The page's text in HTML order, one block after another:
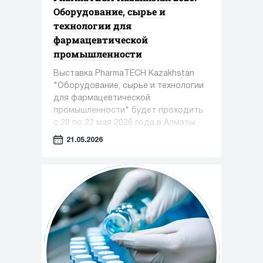
Оборудование, сырье и
технологии для
фармацевтической
промышленности
Выставка PharmaTECH Kazakhstan
"Оборудование, сырье и технологии
для фармацевтической
промышленности" будет проходить
с 20 по 22 мая 2026 года в Алматы.
21.05.2026